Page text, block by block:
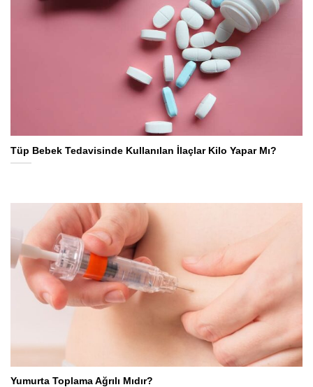
Tüp Bebek Tedavisinde Kullanılan İlaçlar Kilo Yapar Mı?
Yumurta Toplama Ağrılı Mıdır?